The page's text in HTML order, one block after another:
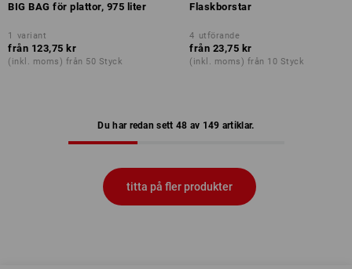
BIG BAG för plattor, 975 liter
1 variant
från 123,75 kr
(inkl. moms) från 50 Styck
Flaskborstar
4 utförande
från 23,75 kr
(inkl. moms) från 10 Styck
Du har redan sett 48 av 149 artiklar.
titta på fler produkter